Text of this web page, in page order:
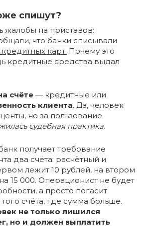
спишут?
жалобы на приставов:
что банки списывали
карт. Почему это
кредитные средства выдал
счёте — кредитные или
клиента. Да, человек
но за пользование
судебная практика.
получает требование
два счёта: расчётный и
лежит 10 рублей, на втором
15 000. Операционист не будет
а просто погасит
счёта, где сумма больше.
не только лишился
но и должен выплатить